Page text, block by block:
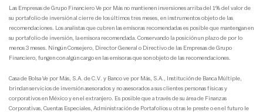
Las Empresas de Grupo Financiero Ve por Más no mantienen inversiones arriba del 1% del valor de
su portafolio de inversión al cierre de los últimos tres meses, en instrumentos objeto de las
recomendaciones. Los analistas que cubren las emisoras recomendadas es posible que mantengan en
su portafolio de inversión, la emisora recomendada. Conservando la posición un plazo de por lo
menos 3 meses. Ningún Consejero, Director General o Directivo de las Empresas de Grupo
Financiero, fungen con algún cargo en las emisoras que son objeto de las recomendaciones.
Casa de Bolsa Ve por Más, S.A. de C.V. y Banco ve por Más, S.A., Institución de Banca Múltiple,
brindan servicios de inversión asesorados y no asesorados a sus clientes personas físicas y
corporativos en México y en el extranjero. Es posible que a través de su área de Finanzas
Corporativas, Cuentas Especiales, Administración de Portafolios u otras le preste o en el futuro le